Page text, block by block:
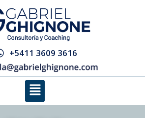
+5411 3609 3616
Menú